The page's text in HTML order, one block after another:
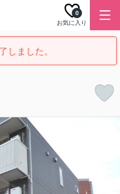
お気に入り
0
しました。